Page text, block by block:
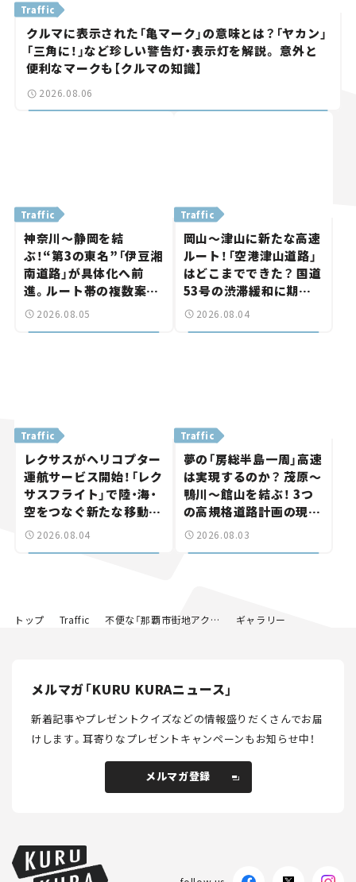
クルマに表示された「亀マーク」の意味とは？「ヤカン」
「三角に！」など珍しい警告灯・表示灯を解説。 意外と
便利なマークも【クルマの知識】
Traffic
2026.08.06
神奈川～静岡を結
ぶ！“第3の東名”「伊豆湘
南道路」が具体化へ前
進。ルート帯の複数案検
討へ。熱海まで信号ゼロ
Traffic
2026.08.05
岡山～津山に新たな高速
ルート！「空港津山道路」
はどこまでできた？ 国道
53号の渋滞緩和に期待。
岡山市側でも動きが【い
Traffic
2026.08.04
レクサスがヘリコプター
運航サービス開始！「レク
サスフライト」で陸・海・
空をつなぐ新たな移動体
験とは
Traffic
2026.08.04
夢の「房総半島一周」高速
は実現するのか？ 茂原～
鴨川～館山を結ぶ！ 3つ
の高規格道路計画の現
状。「館山鴨川道路」で検
Traffic
2026.08.03
トップ Traffic 不便な「那覇市街地アクセス」を3つのバイパスで快適に！ 空港＆新都心への「4車線＆立体交差化」はどこまで進んだ？【いま気になる道路計画】 ギャラリー
メルマガ「KURU KURAニュース」
新着記事やプレゼントクイズなどの情報盛りだくさんでお届
けします。耳寄りなプレゼントキャンペーンもお知らせ中！
メルマガ登録